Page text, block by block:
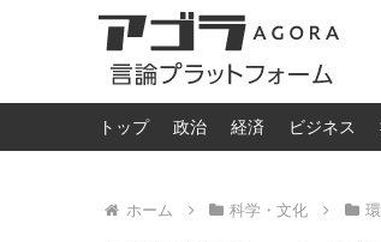
トップ 政治 経済 ビジネス
ホーム 科学・文化